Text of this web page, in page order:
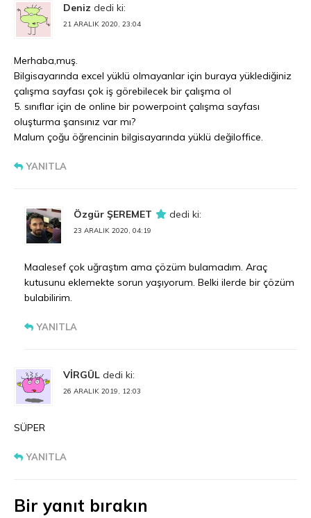
Deniz dedi ki:
21 ARALIK 2020, 23:04
Merhaba,muş.
Bilgisayarında excel yüklü olmayanlar için buraya yüklediğiniz
çalışma sayfası çok iş görebilecek bir çalışma ol
5. sınıflar için de online bir powerpoint çalışma sayfası
oluşturma şansınız var mı?
Malum çoğu öğrencinin bilgisayarında yüklü değiloffice.
YANITLA
Özgür ŞEREMET dedi ki:
23 ARALIK 2020, 04:19
Maalesef çok uğraştım ama çözüm bulamadım. Araç
kutusunu eklemekte sorun yaşıyorum. Belki ilerde bir çözüm
bulabilirim.
YANITLA
VİRGÜL dedi ki:
26 ARALIK 2019, 12:03
SÜPER
YANITLA
Bir yanıt bırakın